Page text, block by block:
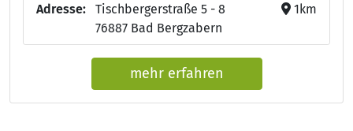
Adresse:
Tischbergerstraße 5 - 8
76887 Bad Bergzabern
1km
mehr erfahren